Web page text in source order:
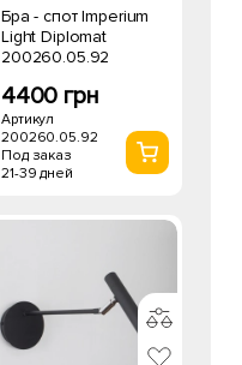
Бра - спот Imperium
Light Diplomat
200260.05.92
4400 грн
Артикул
200260.05.92
Под заказ
21-39 дней